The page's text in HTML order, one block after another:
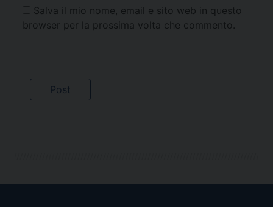
Salva il mio nome, email e sito web in questo
browser per la prossima volta che commento.